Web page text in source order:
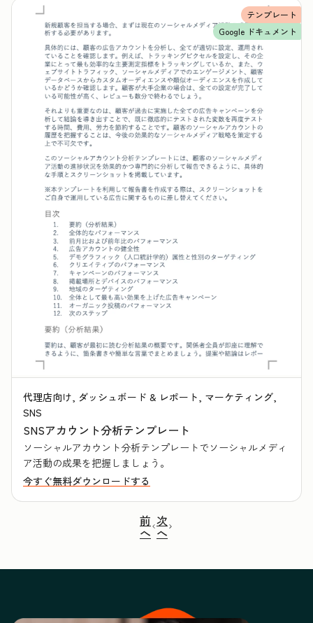
テンプレート
Google ドキュメント
代理店向け, ダッシュボード & レポート, マーケティング,
SNS
SNSアカウント分析テンプレート
ソーシャルアカウント分析テンプレートでソーシャルメディ
ア活動の成果を把握しましょう。
今すぐ無料ダウンロードする
前
へ
次
へ